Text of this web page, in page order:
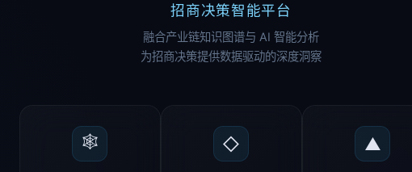
招商决策智能平台
融合产业链知识图谱与 AI 智能分析
为招商决策提供数据驱动的深度洞察
🕸 ◇ ▲